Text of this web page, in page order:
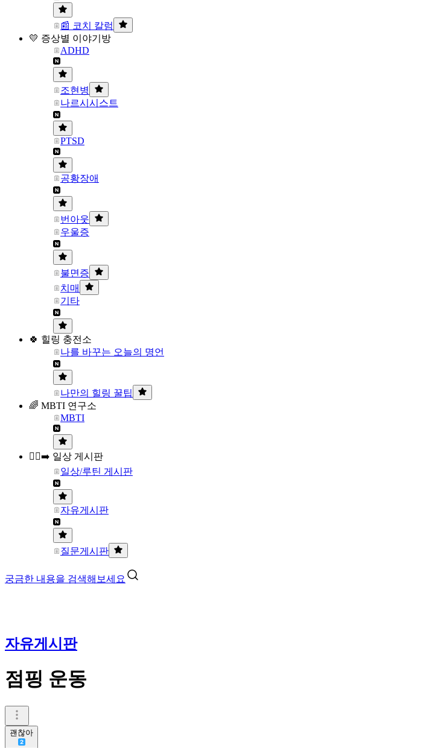
📰 코치 칼럼
💛 증상별 이야기방
ADHD
조현병
나르시시스트
PTSD
공황장애
번아웃
우울증
불면증
치매
기타
🍀 힐링 충전소
나를 바꾸는 오늘의 명언
나만의 힐링 꿀팁
🌈 MBTI 연구소
MBTI
🏃‍♀️‍➡️ 일상 게시판
일상/루틴 게시판
자유게시판
질문게시판
궁금한 내용을 검색해보세요
자유게시판
점핑 운동
괜찮아